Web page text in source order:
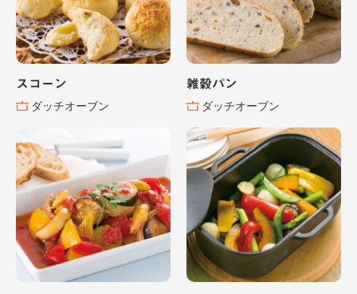
スコーン
ダッチオーブン
雑穀パン
ダッチオーブン